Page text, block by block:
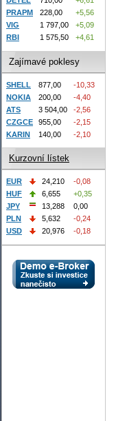
PRAPM
228,00
+5,56
VIG
1 797,00
+5,09
RBI
1 575,50 +4,61
Zajímavé poklesy
SHELL 877,00
-10,33
NOKIA
200,00
-4,40
ATS
3 504,00
-2,56
CZGCE
955,00
-2,15
KARIN
140,00 -2,10
Kurzovní lístek
EUR 24,210
-0,08
HUF
6,655
+0,35
JPY
13,288
0,00
PLN
5,632
-0,24
USD
20,976 -0,18